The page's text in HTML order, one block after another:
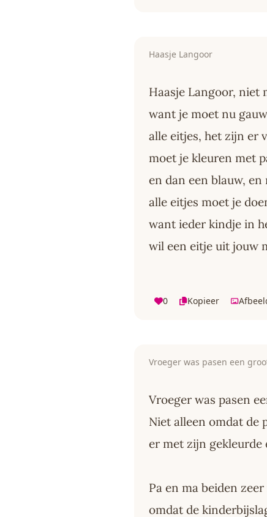
Haasje Langoor
Haasje Langoor, niet
want je moet nu
alle eitjes, het zijn er
moet je kleuren met
en dan een blauw, en
alle eitjes moet je
want ieder kindje in
wil een eitje uit jouw
0 Kopieer
Vroeger was pasen een
Vroeger was pasen
Niet alleen omdat de
er met zijn gekleurde
Pa en ma beiden
omdat de